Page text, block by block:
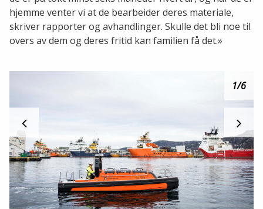
hjemme venter vi at de bearbeider deres materiale,
skriver rapporter og avhandlinger. Skulle det bli noe til
overs av dem og deres fritid kan familien få det.»
1/6